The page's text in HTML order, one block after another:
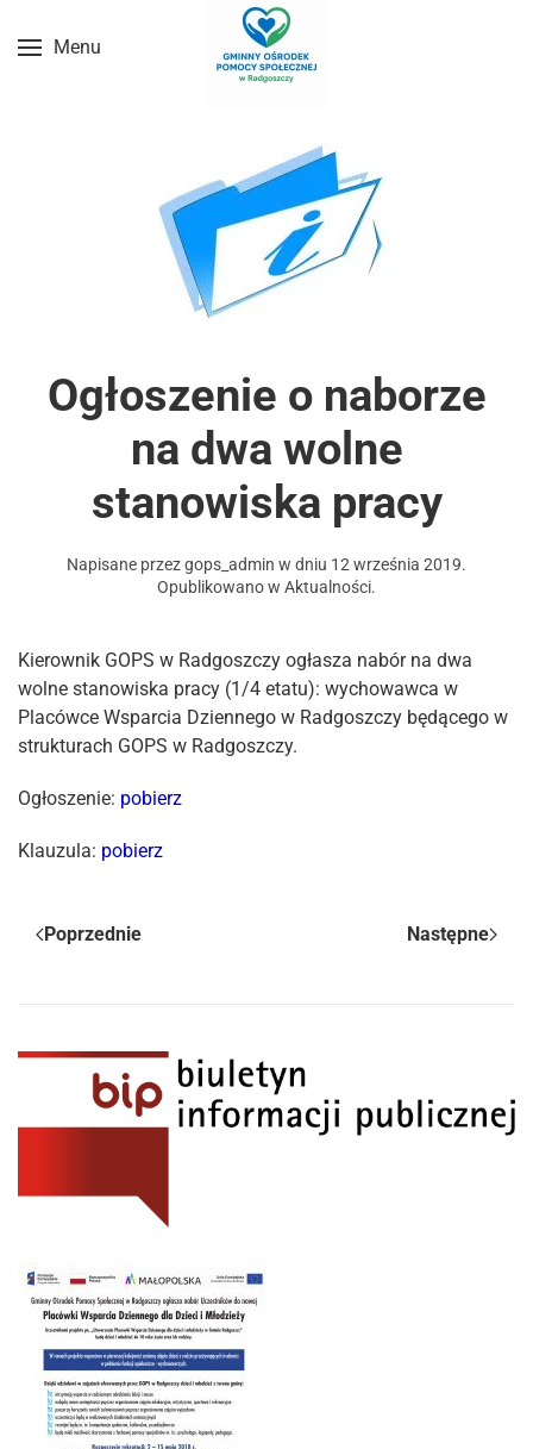
Przejdź do treści głównej
Menu
Ogłoszenie o naborze
na dwa wolne
stanowiska pracy
Napisane przezgops_admin w dniu 12 września 2019.
Opublikowano w Aktualności.
Kierownik GOPS w Radgoszczy ogłasza nabór na dwa
wolne stanowiska pracy (1/4 etatu): wychowawca w
Placówce Wsparcia Dziennego w Radgoszczy będącego w
strukturach GOPS w Radgoszczy.
Ogłoszenie: pobierz
Klauzula: pobierz
Poprzednie Następne